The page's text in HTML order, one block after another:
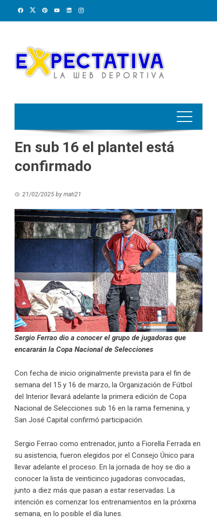
En sub 16 el plantel está
confirmado
21/02/2025 by mati21
Sergio Ferrao dio a conocer el grupo de jugadoras que
encararán la Copa Nacional de Selecciones
Con fecha de inicio originalmente prevista para el fin de
semana del 15 y 16 de marzo, la Organización de Fútbol
del Interior llevará adelante la primera edición de Copa
Nacional de Selecciones sub 16 en la rama femenina, y
San José Capital confirmó participación.
Sergio Ferrao como entrenador, junto a Fiorella Ferrada en
su asistencia, fueron elegidos por el Consejo Único para
llevar adelante el proceso. En la jornada de hoy se dio a
conocer la lista de veinticinco jugadoras convocadas,
junto a diez más que pasan a estar reservadas. La
intención es comenzar los entrenamientos en la próxima
semana, en lo posible el día lunes.